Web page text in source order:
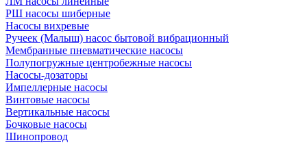
РШ насосы шиберные
Насосы вихревые
Ручеек (Малыш) насос бытовой вибрационный
Мембранные пневматические насосы
Полупогружные центробежные насосы
Насосы-дозаторы
Импеллерные насосы
Винтовые насосы
Вертикальные насосы
Бочковые насосы
Шинопровод